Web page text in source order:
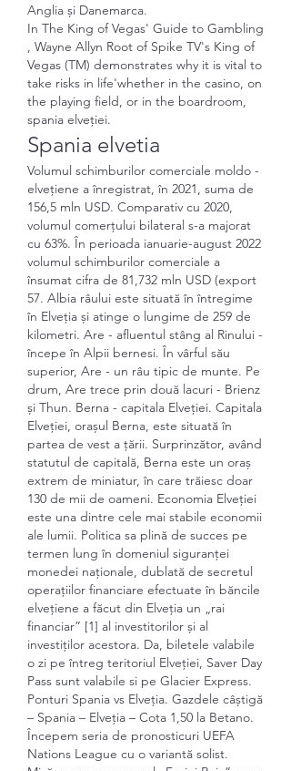
Anglia și Danemarca.
In The King of Vegas' Guide to Gambling
, Wayne Allyn Root of Spike TV's King of
Vegas (TM) demonstrates why it is vital to
take risks in life'whether in the casino, on
the playing field, or in the boardroom,
spania elveției.
Spania elvetia
Volumul schimburilor comerciale moldo -
elveţiene a înregistrat, în 2021, suma de
156,5 mln USD. Comparativ cu 2020,
volumul comerțului bilateral s-a majorat
cu 63%. În perioada ianuarie-august 2022
volumul schimburilor comerciale a
însumat cifra de 81,732 mln USD (export
57. Albia râului este situată în întregime
în Elveția și atinge o lungime de 259 de
kilometri. Are - afluentul stâng al Rinului -
începe în Alpii bernesi. În vârful său
superior, Are - un râu tipic de munte. Pe
drum, Are trece prin două lacuri - Brienz
și Thun. Berna - capitala Elveției. Capitala
Elveției, orașul Berna, este situată în
partea de vest a țării. Surprinzător, având
statutul de capitală, Berna este un oraș
extrem de miniatur, în care trăiesc doar
130 de mii de oameni. Economia Elveției
este una dintre cele mai stabile economii
ale lumii. Politica sa plină de succes pe
termen lung în domeniul siguranței
monedei naționale, dublată de secretul
operațiilor financiare efectuate în băncile
elvețiene a făcut din Elveția un „rai
financiar” [1] al investitorilor și al
investiților acestora. Da, biletele valabile
o zi pe întreg teritoriul Elveției, Saver Day
Pass sunt valabile si pe Glacier Express.
Ponturi Spania vs Elveția. Gazdele câștigă
– Spania – Elveția – Cota 1,50 la Betano.
Începem seria de pronosticuri UEFA
Nations League cu o variantă solist.